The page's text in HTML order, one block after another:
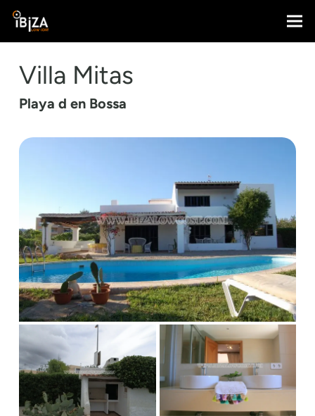
Villa Mitas
Playa d en Bossa